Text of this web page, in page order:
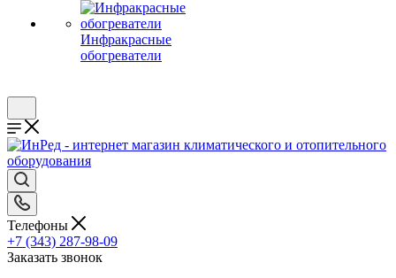
Инфракрасные
обогреватели
Телефоны
+7 (343) 287-98-09
Заказать звонок